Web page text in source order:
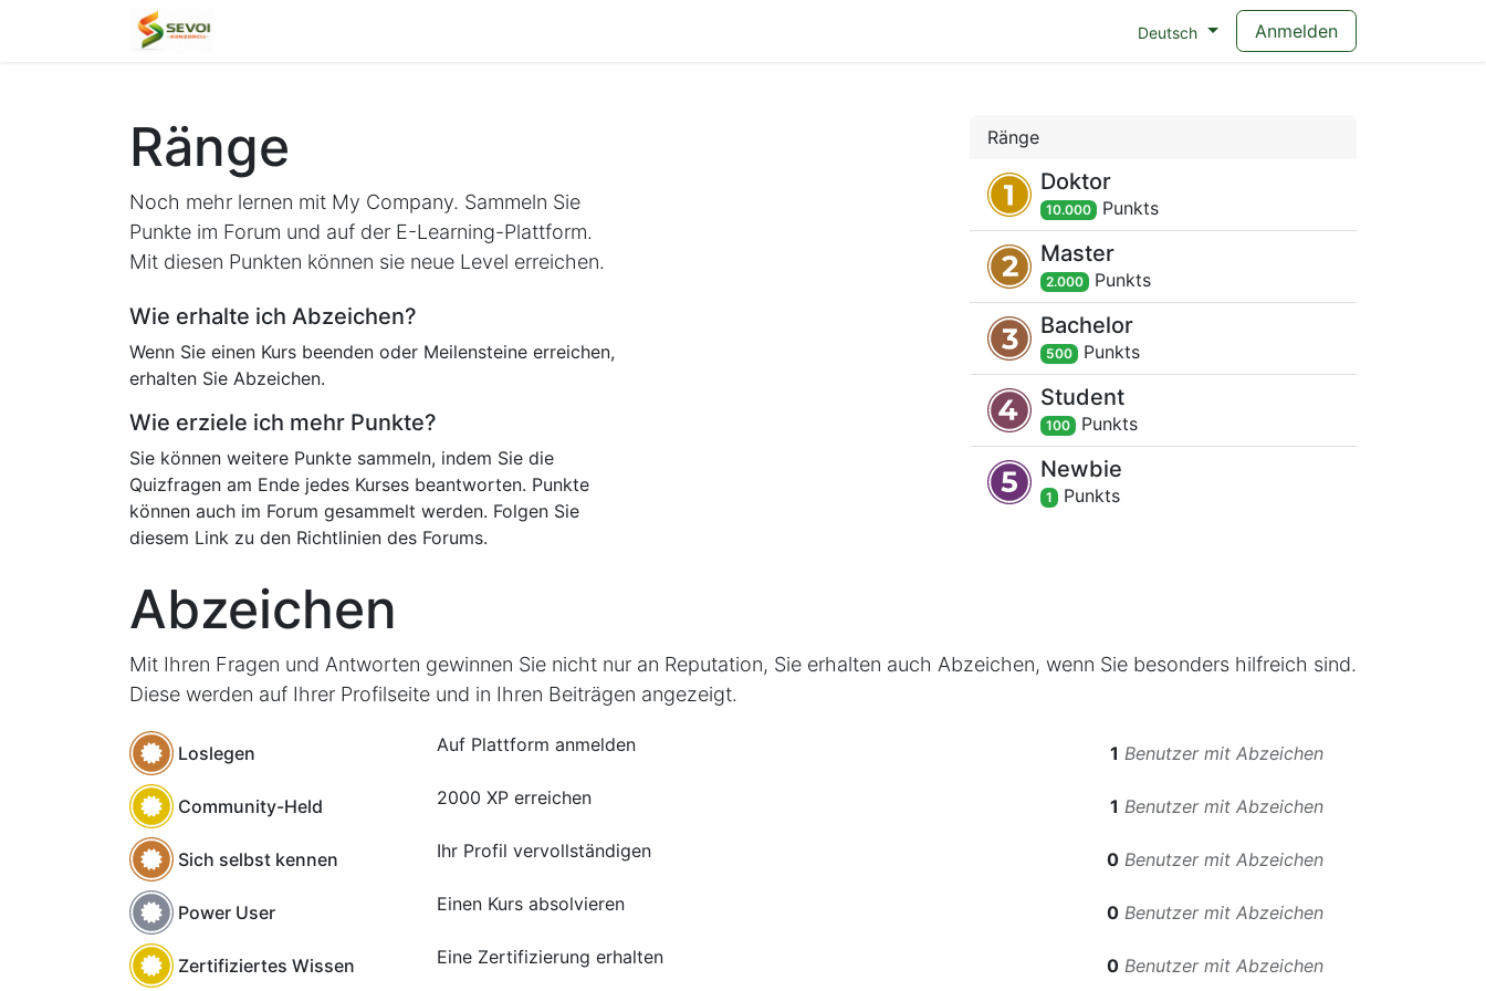
Deutsch Anmelden
Ränge
Noch mehr lernen mit My Company. Sammeln Sie
Punkte im Forum und auf der E-Learning-Plattform.
Mit diesen Punkten können sie neue Level erreichen.
Wie erhalte ich Abzeichen?
Wenn Sie einen Kurs beenden oder Meilensteine erreichen,
erhalten Sie Abzeichen.
Wie erziele ich mehr Punkte?
Sie können weitere Punkte sammeln, indem Sie die
Quizfragen am Ende jedes Kurses beantworten. Punkte
können auch im Forum gesammelt werden. Folgen Sie
diesem Link zu den Richtlinien des Forums.
Ränge
Doktor
10.000 Punkts
Master
2.000 Punkts
Bachelor
500 Punkts
Student
100 Punkts
Newbie
1 Punkts
Abzeichen
Mit Ihren Fragen und Antworten gewinnen Sie nicht nur an Reputation, Sie erhalten auch Abzeichen, wenn Sie besonders hilfreich sind.
Diese werden auf Ihrer Profilseite und in Ihren Beiträgen angezeigt.
Loslegen Auf Plattform anmelden 1 Benutzer mit Abzeichen
Community-Held 2000 XP erreichen 1 Benutzer mit Abzeichen
Sich selbst kennen Ihr Profil vervollständigen 0 Benutzer mit Abzeichen
Power User Einen Kurs absolvieren 0 Benutzer mit Abzeichen
Zertifiziertes Wissen Eine Zertifizierung erhalten 0 Benutzer mit Abzeichen